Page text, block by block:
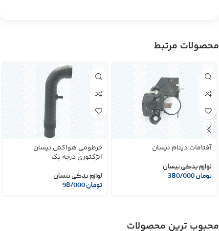
محصولات مرتبط
آفتامات دینام نیسان
لوازم یدکی نیسان
تومان
خرطومی هواکش نیسان
انژکتوری درجه یک
لوازم یدکی نیسان
تومان
محبوب ترین محصولات